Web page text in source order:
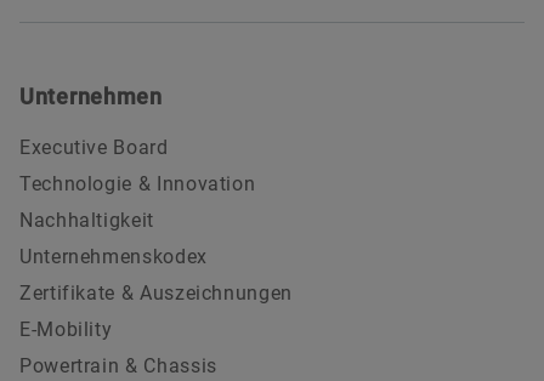
Unternehmen
Executive Board
Technologie & Innovation
Nachhaltigkeit
Unternehmenskodex
Zertifikate & Auszeichnungen
E-Mobility
Powertrain & Chassis